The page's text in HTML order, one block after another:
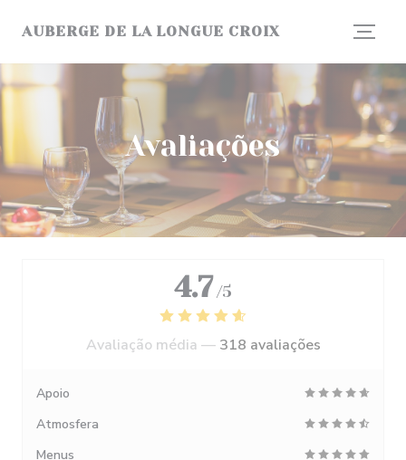
AUBERGE DE LA LONGUE CROIX
Avaliações
4.7 /5
Avaliação média — 318 avaliações
Apoio
Atmosfera
Menus